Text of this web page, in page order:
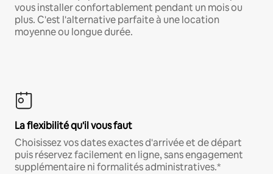
vous installer confortablement pendant un mois ou
plus. C'est l'alternative parfaite à une location
moyenne ou longue durée.
La flexibilité qu'il vous faut
Choisissez vos dates exactes d'arrivée et de départ
puis réservez facilement en ligne, sans engagement
supplémentaire ni formalités administratives.*